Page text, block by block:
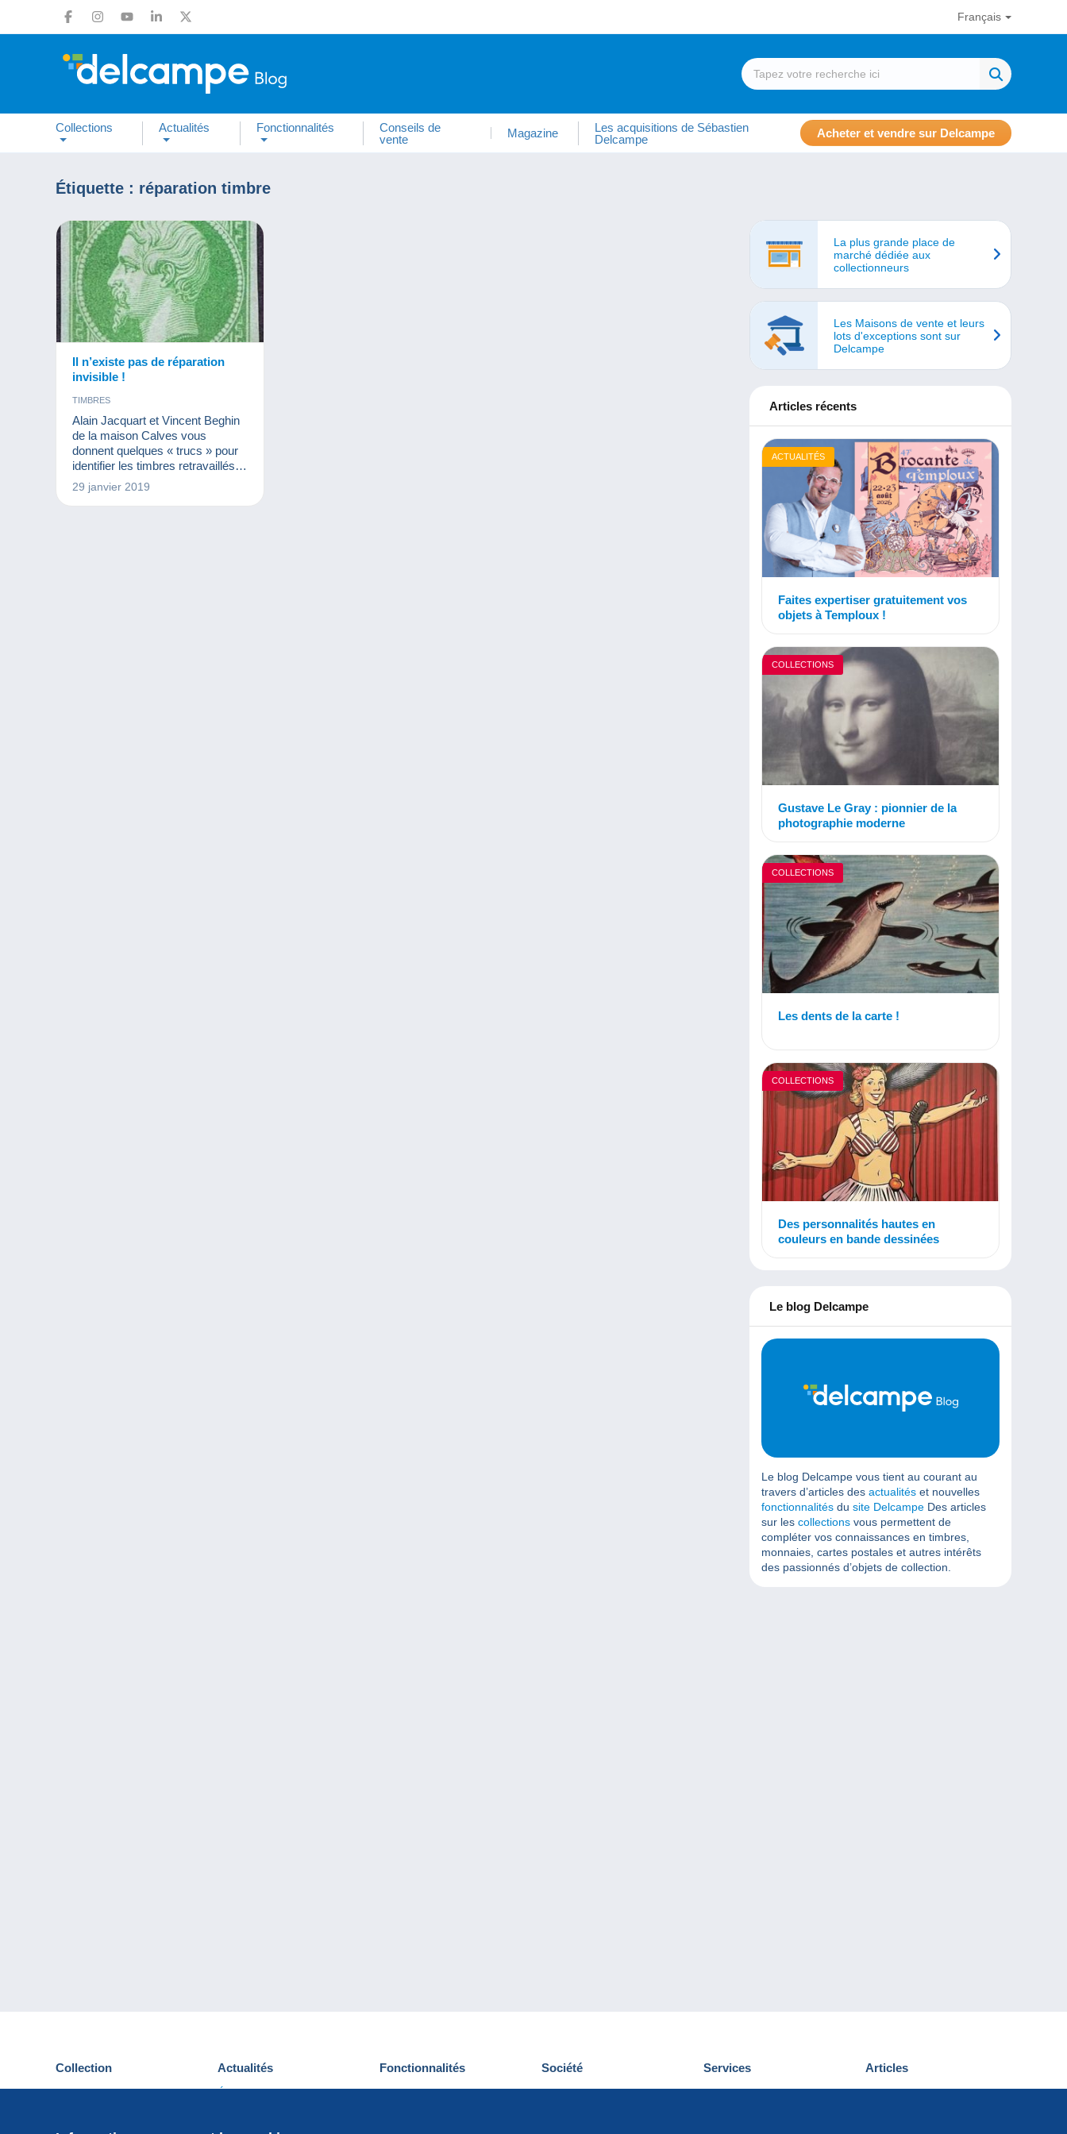
Français
Collections Actualités Fonctionnalités
Conseils de
vente
Magazine
Les acquisitions de Sébastien
Delcampe
Acheter et vendre sur Delcampe
Étiquette : réparation timbre
Il n’existe pas de réparation
invisible !
TIMBRES
Alain Jacquart et Vincent Beghin
de la maison Calves vous
donnent quelques « trucs » pour
identifier les timbres retravaillés
sur le marché français.
29 janvier 2019
La plus grande place de
marché dédiée aux
collectionneurs
Les Maisons de vente et leurs
lots d'exceptions sont sur
Delcampe
Articles récents
ACTUALITÉS
Faites expertiser gratuitement vos
objets à Temploux !
COLLECTIONS
Gustave Le Gray : pionnier de la
photographie moderne
COLLECTIONS
Les dents de la carte !
COLLECTIONS
Des personnalités hautes en
couleurs en bande dessinées
Le blog Delcampe
Le blog Delcampe vous tient au courant au
travers d’articles des actualités et nouvelles
fonctionnalités du site Delcampe Des articles
sur les collections vous permettent de
compléter vos connaissances en timbres,
monnaies, cartes postales et autres intérêts
des passionnés d’objets de collection.
Collection
Cartes postales
Actualités
Événements Delcampe
Fonctionnalités
Nouveautés
Société
Qui sommes-nous
Services
Découvrir Delcampe
Articles